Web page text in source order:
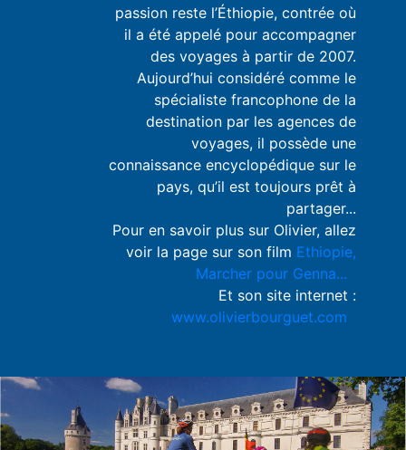
passion reste l’Éthiopie, contrée où
il a été appelé pour accompagner
des voyages à partir de 2007.
Aujourd’hui considéré comme le
spécialiste francophone de la
destination par les agences de
voyages, il possède une
connaissance encyclopédique sur le
pays, qu’il est toujours prêt à
partager...
Pour en savoir plus sur Olivier, allez
voir la page sur son film Ethiopie,
Marcher pour Genna...
Et son site internet :
www.olivierbourguet.com